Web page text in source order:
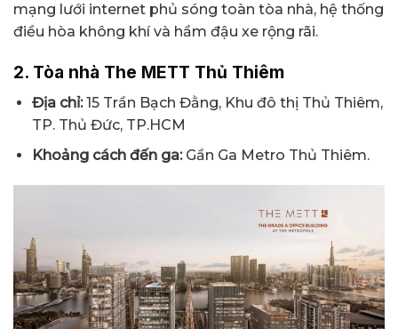
mạng lưới internet phủ sóng toàn tòa nhà, hệ thống
điều hòa không khí và hầm đậu xe rộng rãi.
2. Tòa nhà The METT Thủ Thiêm
Địa chỉ:15 Trần Bạch Đằng, Khu đô thị Thủ Thiêm,
TP. Thủ Đức, TP.HCM
Khoảng cách đến ga:Gần Ga Metro Thủ Thiêm.